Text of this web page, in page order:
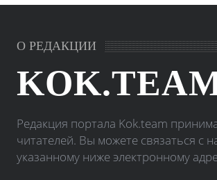
О РЕДАКЦИИ
Редакция портала Kok.team
читателей. Вы можете связаться с
указанному ниже электронному